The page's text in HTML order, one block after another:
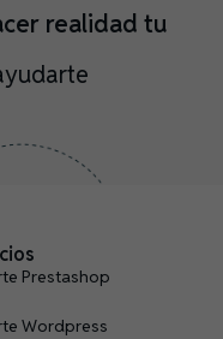
realidad tu
Prestashop
Wordpress